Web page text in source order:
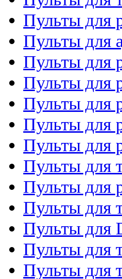
Пульты для
Пульты для
Пульты для
Пульты для
Пульты для
Пульты для
Пульты для
Пульты для
Пульты для
Пульты для
Пульты для
Пульты для
Пульты для